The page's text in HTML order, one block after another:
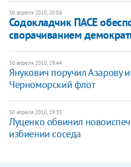
30 апреля 2010, 20:04
Содокладчик ПАСЕ
сворачиванием
30 апреля 2010, 19:44
Янукович поручил Азарову
Черноморский флот
30 апреля 2010, 19:35
Луценко обвинил
избиении соседа